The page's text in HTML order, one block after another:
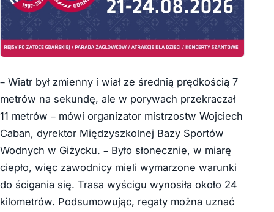
– Wiatr był zmienny i wiał ze średnią prędkością 7
metrów na sekundę, ale w porywach przekraczał
11 metrów – mówi organizator mistrzostw Wojciech
Caban, dyrektor Międzyszkolnej Bazy Sportów
Wodnych w Giżycku. – Było słonecznie, w miarę
ciepło, więc zawodnicy mieli wymarzone warunki
do ścigania się. Trasa wyścigu wynosiła około 24
kilometrów. Podsumowując, regaty można uznać